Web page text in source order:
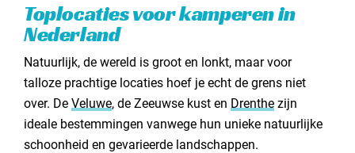
Toplocaties voor kamperen in
Nederland
Natuurlijk, de wereld is groot en lonkt, maar voor
talloze prachtige locaties hoef je echt de grens niet
over. De Veluwe, de Zeeuwse kust en Drenthe zijn
ideale bestemmingen vanwege hun unieke natuurlijke
schoonheid en gevarieerde landschappen.